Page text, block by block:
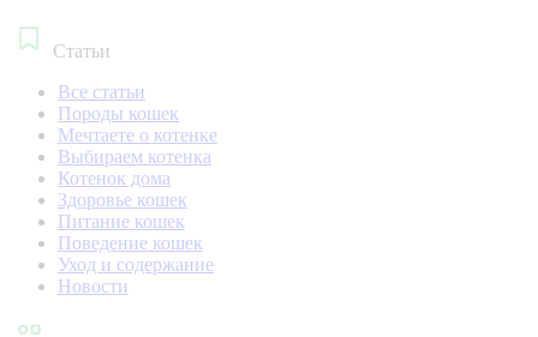
Статьи
Все статьи
Породы кошек
Мечтаете о котенке
Выбираем котенка
Котенок дома
Здоровье кошек
Питание кошек
Поведение кошек
Уход и содержание
Новости